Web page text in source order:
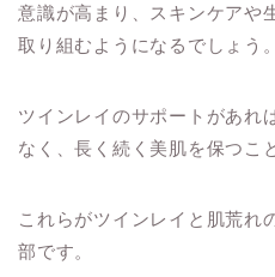
意識が高まり、スキンケアや
取り組むようになるでしょう。
ツインレイのサポートがあれ
なく、長く続く美肌を保つこ
これらがツインレイと肌荒れ
部です。